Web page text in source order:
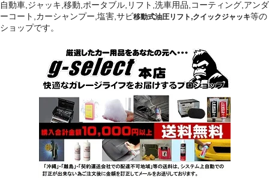
自動車,ジャッキ,移動,ポータブル,リフト,洗車用品,コーティング,アンダ
ーコート,カーシャンプー,塩害,サビ移動式油圧リフト,クイックジャッキ等の
ショップです。